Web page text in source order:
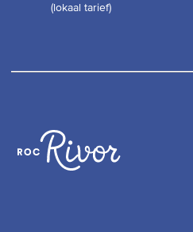
(lokaal tarief)